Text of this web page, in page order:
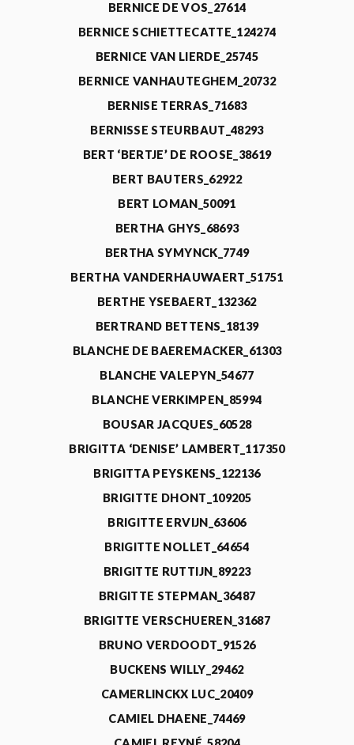
BERNICE DE VOS_27614
BERNICE SCHIETTECATTE_124274
BERNICE VAN LIERDE_25745
BERNICE VANHAUTEGHEM_20732
BERNISE TERRAS_71683
BERNISSE STEURBAUT_48293
BERT ‘BERTJE’ DE ROOSE_38619
BERT BAUTERS_62922
BERT LOMAN_50091
BERTHA GHYS_68693
BERTHA SYMYNCK_7749
BERTHA VANDERHAUWAERT_51751
BERTHE YSEBAERT_132362
BERTRAND BETTENS_18139
BLANCHE DE BAEREMACKER_61303
BLANCHE VALEPYN_54677
BLANCHE VERKIMPEN_85994
BOUSAR JACQUES_60528
BRIGITTA ‘DENISE’ LAMBERT_117350
BRIGITTA PEYSKENS_122136
BRIGITTE DHONT_109205
BRIGITTE ERVIJN_63606
BRIGITTE NOLLET_64654
BRIGITTE RUTTIJN_89223
BRIGITTE STEPMAN_36487
BRIGITTE VERSCHUEREN_31687
BRUNO VERDOODT_91526
BUCKENS WILLY_29462
CAMERLINCKX LUC_20409
CAMIEL DHAENE_74469